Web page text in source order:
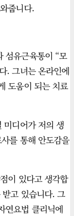
줍니다.
섬유근육통이 “모
. 그녀는 온라인에
도움이 되는 치료
미디어가 저의 생
를 통해 안도감을
이 있다고 생각합
고 있습니다. 그
연요법 클리닉에